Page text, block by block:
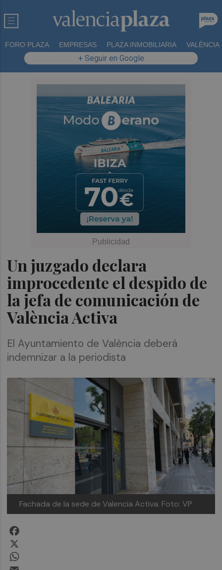
FORO PLAZA EMPRESAS PLAZA INMOBILIARIA VALÈNCIA
+ Seguir en Google
Un juzgado declara
improcedente el despido de
la jefa de comunicación de
València Activa
El Ayuntamiento de València deberá
indemnizar a la periodista
Fachada de la sede de Valencia Activa. Foto: VP